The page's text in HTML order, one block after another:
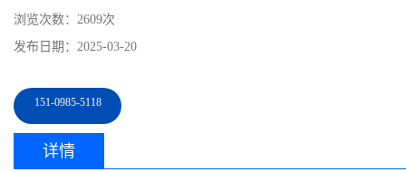
浏览次数： 2609次
发布日期： 2025-03-20
151-0985-5118
详情